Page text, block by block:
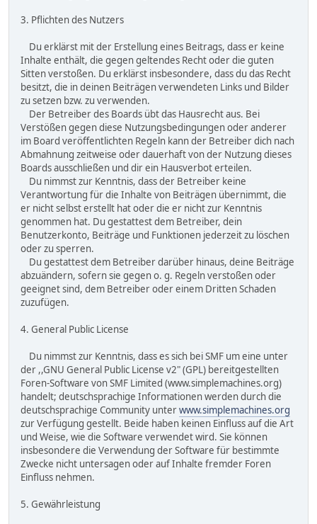
3. Pflichten des Nutzers
Du erklärst mit der Erstellung eines Beitrags, dass er keine
Inhalte enthält, die gegen geltendes Recht oder die guten
Sitten verstoßen. Du erklärst insbesondere, dass du das Recht
besitzt, die in deinen Beiträgen verwendeten Links und Bilder
zu setzen bzw. zu verwenden.
Der Betreiber des Boards übt das Hausrecht aus. Bei
Verstößen gegen diese Nutzungsbedingungen oder anderer
im Board veröffentlichten Regeln kann der Betreiber dich nach
Abmahnung zeitweise oder dauerhaft von der Nutzung dieses
Boards ausschließen und dir ein Hausverbot erteilen.
Du nimmst zur Kenntnis, dass der Betreiber keine
Verantwortung für die Inhalte von Beiträgen übernimmt, die
er nicht selbst erstellt hat oder die er nicht zur Kenntnis
genommen hat. Du gestattest dem Betreiber, dein
Benutzerkonto, Beiträge und Funktionen jederzeit zu löschen
oder zu sperren.
Du gestattest dem Betreiber darüber hinaus, deine Beiträge
abzuändern, sofern sie gegen o. g. Regeln verstoßen oder
geeignet sind, dem Betreiber oder einem Dritten Schaden
zuzufügen.
4. General Public License
Du nimmst zur Kenntnis, dass es sich bei SMF um eine unter
der ,,GNU General Public License v2" (GPL) bereitgestellten
Foren-Software von SMF Limited (www.simplemachines.org)
handelt; deutschsprachige Informationen werden durch die
deutschsprachige Community unterwww.simplemachines.org
zur Verfügung gestellt. Beide haben keinen Einfluss auf die Art
und Weise, wie die Software verwendet wird. Sie können
insbesondere die Verwendung der Software für bestimmte
Zwecke nicht untersagen oder auf Inhalte fremder Foren
Einfluss nehmen.
5. Gewährleistung